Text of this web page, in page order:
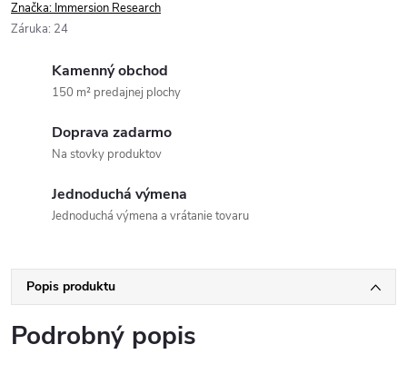
Značka: Immersion Research
Záruka: 24
Kamenný obchod
150 m² predajnej plochy
Doprava zadarmo
Na stovky produktov
Jednoduchá výmena
Jednoduchá výmena a vrátanie tovaru
Popis produktu
Podrobný popis